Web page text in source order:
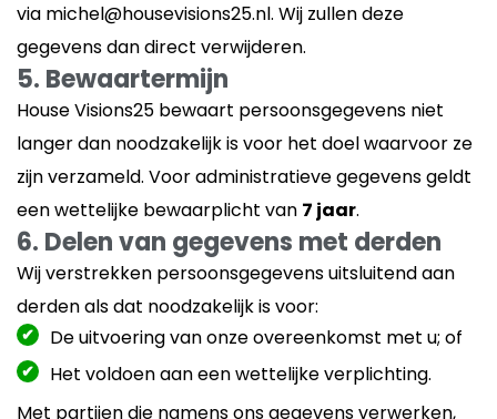
via michel@housevisions25.nl. Wij zullen deze
gegevens dan direct verwijderen.
5. Bewaartermijn
House Visions25 bewaart persoonsgegevens niet
langer dan noodzakelijk is voor het doel waarvoor ze
zijn verzameld. Voor administratieve gegevens geldt
een wettelijke bewaarplicht van 7 jaar.
6. Delen van gegevens met derden
Wij verstrekken persoonsgegevens uitsluitend aan
derden als dat noodzakelijk is voor:
De uitvoering van onze overeenkomst met u; of
Het voldoen aan een wettelijke verplichting.
Met partijen die namens ons gegevens verwerken,